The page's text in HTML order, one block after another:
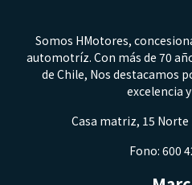
Somos HMotores,
automotríz. Con más de 70
de Chile, Nos destacamos
excelencia
Casa matriz, 15 Norte
Fono: 600